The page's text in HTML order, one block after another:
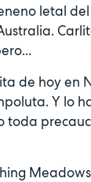
letal del
de hoy en
Y lo
toda